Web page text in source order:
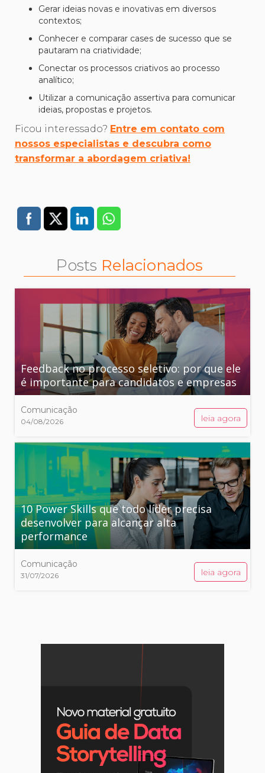
Gerar ideias novas e inovativas em diversos
contextos;
Conhecer e comparar cases de sucesso que se
pautaram na criatividade;
Conectar os processos criativos ao processo
analítico;
Utilizar a comunicação assertiva para comunicar
ideias, propostas e projetos.
Ficou interessado? Entre em contato com
nossos especialistas e descubra como
transformar a abordagem criativa!
Posts Relacionados
Feedback no processo seletivo: por que ele
é importante para candidatos e empresas
Comunicação
04/08/2026 leia agora
10 Power Skills que todo líder precisa
desenvolver para alcançar alta
performance
Comunicação
31/07/2026 leia agora